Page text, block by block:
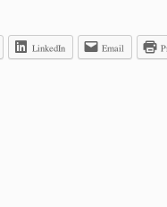
LinkedIn Email